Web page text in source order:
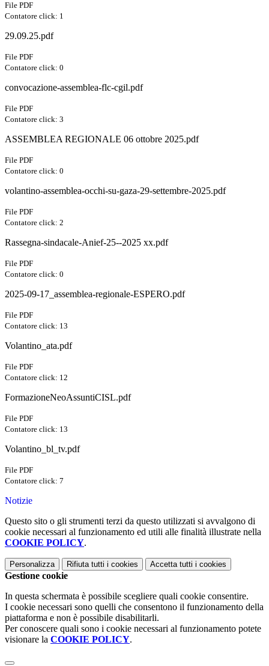
File PDF
Contatore click: 1
29.09.25.pdf
File PDF
Contatore click: 0
convocazione-assemblea-flc-cgil.pdf
File PDF
Contatore click: 3
ASSEMBLEA REGIONALE 06 ottobre 2025.pdf
File PDF
Contatore click: 0
volantino-assemblea-occhi-su-gaza-29-settembre-2025.pdf
File PDF
Contatore click: 2
Rassegna-sindacale-Anief-25--2025 xx.pdf
File PDF
Contatore click: 0
2025-09-17_assemblea-regionale-ESPERO.pdf
File PDF
Contatore click: 13
Volantino_ata.pdf
File PDF
Contatore click: 12
FormazioneNeoAssuntiCISL.pdf
File PDF
Contatore click: 13
Volantino_bl_tv.pdf
File PDF
Contatore click: 7
Notizie
Questo sito o gli strumenti terzi da questo utilizzati si avvalgono di
cookie necessari al funzionamento ed utili alle finalità illustrate nella
COOKIE POLICY.
Personalizza Rifiuta tutti i cookies Accetta tutti i cookies
Gestione cookie
In questa schermata è possibile scegliere quali cookie consentire.
I cookie necessari sono quelli che consentono il funzionamento della
piattaforma e non è possibile disabilitarli.
Per conoscere quali sono i cookie necessari al funzionamento potete
visionare la COOKIE POLICY.